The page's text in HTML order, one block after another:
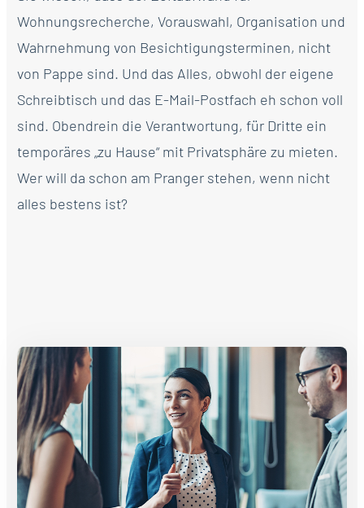
Wohnungsrecherche, Vorauswahl, Organisation und
Wahrnehmung von Besichtigungsterminen, nicht
von Pappe sind. Und das Alles, obwohl der eigene
Schreibtisch und das E-Mail-Postfach eh schon voll
sind. Obendrein die Verantwortung, für Dritte ein
temporäres „zu Hause“ mit Privatsphäre zu mieten.
Wer will da schon am Pranger stehen, wenn nicht
alles bestens ist?